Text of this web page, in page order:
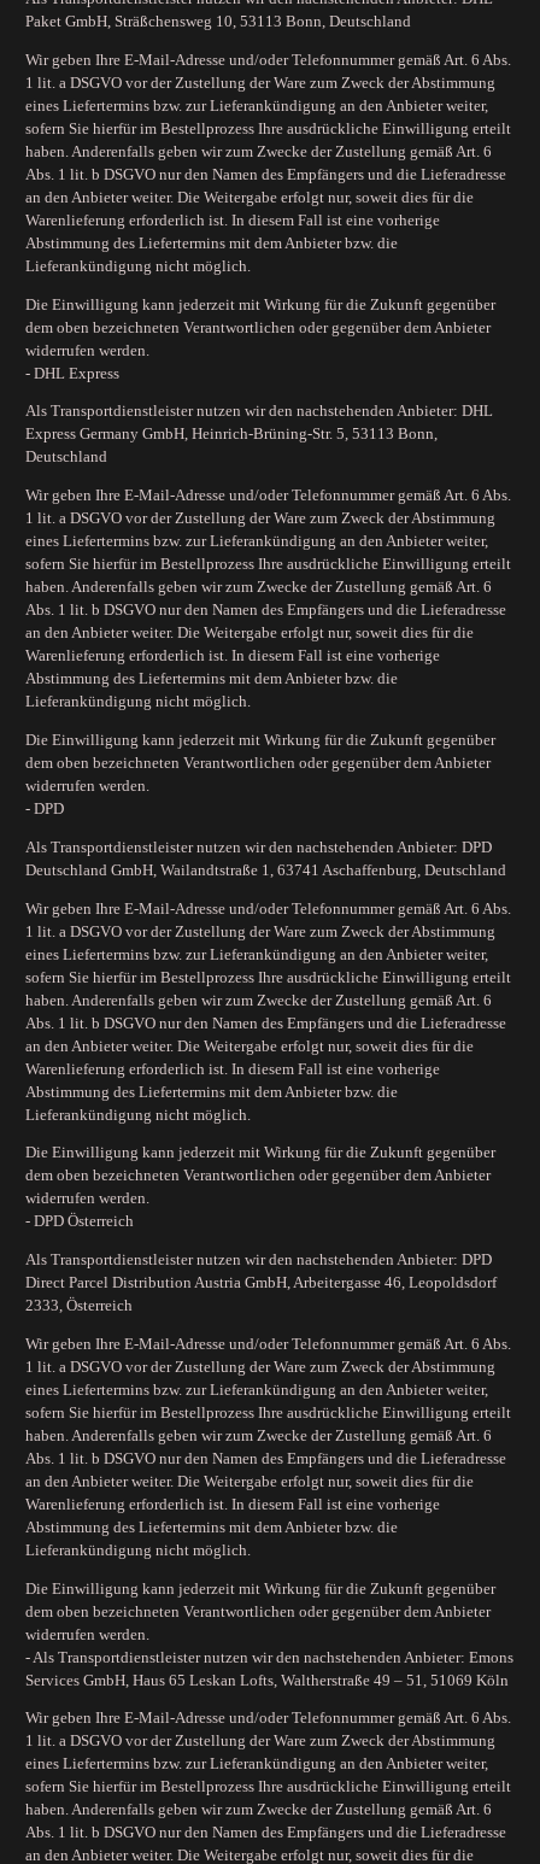
Paket GmbH, Sträßchensweg 10, 53113 Bonn, Deutschland
Wir geben Ihre E-Mail-Adresse und/oder Telefonnummer gemäß Art. 6 Abs.
1 lit. a DSGVO vor der Zustellung der Ware zum Zweck der Abstimmung
eines Liefertermins bzw. zur Lieferankündigung an den Anbieter weiter,
sofern Sie hierfür im Bestellprozess Ihre ausdrückliche Einwilligung erteilt
haben. Anderenfalls geben wir zum Zwecke der Zustellung gemäß Art. 6
Abs. 1 lit. b DSGVO nur den Namen des Empfängers und die Lieferadresse
an den Anbieter weiter. Die Weitergabe erfolgt nur, soweit dies für die
Warenlieferung erforderlich ist. In diesem Fall ist eine vorherige
Abstimmung des Liefertermins mit dem Anbieter bzw. die
Lieferankündigung nicht möglich.
Die Einwilligung kann jederzeit mit Wirkung für die Zukunft gegenüber
dem oben bezeichneten Verantwortlichen oder gegenüber dem Anbieter
widerrufen werden.
- DHL Express
Als Transportdienstleister nutzen wir den nachstehenden Anbieter: DHL
Express Germany GmbH, Heinrich-Brüning-Str. 5, 53113 Bonn,
Deutschland
Wir geben Ihre E-Mail-Adresse und/oder Telefonnummer gemäß Art. 6 Abs.
1 lit. a DSGVO vor der Zustellung der Ware zum Zweck der Abstimmung
eines Liefertermins bzw. zur Lieferankündigung an den Anbieter weiter,
sofern Sie hierfür im Bestellprozess Ihre ausdrückliche Einwilligung erteilt
haben. Anderenfalls geben wir zum Zwecke der Zustellung gemäß Art. 6
Abs. 1 lit. b DSGVO nur den Namen des Empfängers und die Lieferadresse
an den Anbieter weiter. Die Weitergabe erfolgt nur, soweit dies für die
Warenlieferung erforderlich ist. In diesem Fall ist eine vorherige
Abstimmung des Liefertermins mit dem Anbieter bzw. die
Lieferankündigung nicht möglich.
Die Einwilligung kann jederzeit mit Wirkung für die Zukunft gegenüber
dem oben bezeichneten Verantwortlichen oder gegenüber dem Anbieter
widerrufen werden.
- DPD
Als Transportdienstleister nutzen wir den nachstehenden Anbieter: DPD
Deutschland GmbH, Wailandtstraße 1, 63741 Aschaffenburg, Deutschland
Wir geben Ihre E-Mail-Adresse und/oder Telefonnummer gemäß Art. 6 Abs.
1 lit. a DSGVO vor der Zustellung der Ware zum Zweck der Abstimmung
eines Liefertermins bzw. zur Lieferankündigung an den Anbieter weiter,
sofern Sie hierfür im Bestellprozess Ihre ausdrückliche Einwilligung erteilt
haben. Anderenfalls geben wir zum Zwecke der Zustellung gemäß Art. 6
Abs. 1 lit. b DSGVO nur den Namen des Empfängers und die Lieferadresse
an den Anbieter weiter. Die Weitergabe erfolgt nur, soweit dies für die
Warenlieferung erforderlich ist. In diesem Fall ist eine vorherige
Abstimmung des Liefertermins mit dem Anbieter bzw. die
Lieferankündigung nicht möglich.
Die Einwilligung kann jederzeit mit Wirkung für die Zukunft gegenüber
dem oben bezeichneten Verantwortlichen oder gegenüber dem Anbieter
widerrufen werden.
- DPD Österreich
Als Transportdienstleister nutzen wir den nachstehenden Anbieter: DPD
Direct Parcel Distribution Austria GmbH, Arbeitergasse 46, Leopoldsdorf
2333, Österreich
Wir geben Ihre E-Mail-Adresse und/oder Telefonnummer gemäß Art. 6 Abs.
1 lit. a DSGVO vor der Zustellung der Ware zum Zweck der Abstimmung
eines Liefertermins bzw. zur Lieferankündigung an den Anbieter weiter,
sofern Sie hierfür im Bestellprozess Ihre ausdrückliche Einwilligung erteilt
haben. Anderenfalls geben wir zum Zwecke der Zustellung gemäß Art. 6
Abs. 1 lit. b DSGVO nur den Namen des Empfängers und die Lieferadresse
an den Anbieter weiter. Die Weitergabe erfolgt nur, soweit dies für die
Warenlieferung erforderlich ist. In diesem Fall ist eine vorherige
Abstimmung des Liefertermins mit dem Anbieter bzw. die
Lieferankündigung nicht möglich.
Die Einwilligung kann jederzeit mit Wirkung für die Zukunft gegenüber
dem oben bezeichneten Verantwortlichen oder gegenüber dem Anbieter
widerrufen werden.
- Als Transportdienstleister nutzen wir den nachstehenden Anbieter: Emons
Services GmbH, Haus 65 Leskan Lofts, Waltherstraße 49 – 51, 51069 Köln
Wir geben Ihre E-Mail-Adresse und/oder Telefonnummer gemäß Art. 6 Abs.
1 lit. a DSGVO vor der Zustellung der Ware zum Zweck der Abstimmung
eines Liefertermins bzw. zur Lieferankündigung an den Anbieter weiter,
sofern Sie hierfür im Bestellprozess Ihre ausdrückliche Einwilligung erteilt
haben. Anderenfalls geben wir zum Zwecke der Zustellung gemäß Art. 6
Abs. 1 lit. b DSGVO nur den Namen des Empfängers und die Lieferadresse
an den Anbieter weiter. Die Weitergabe erfolgt nur, soweit dies für die